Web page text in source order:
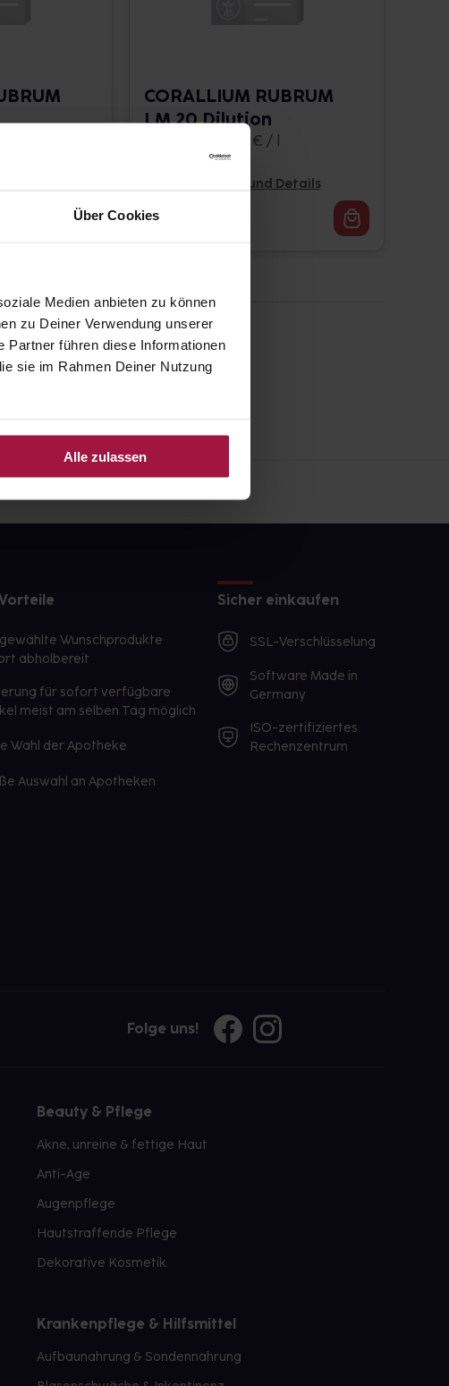
Über Cookies
Medien anbieten zu können
zu Deiner Verwendung unserer
Partner führen diese Informationen
sie im Rahmen Deiner Nutzung
Alle zulassen
CORALLIUM RUBRUM
LM 20 Dilution
10 ml • 1.662,00 € / l
Pflichtangaben und Details
16,62
Wunschprodukte
abholbereit
für sofort verfügbare
meist am selben Tag möglich
Wahl der Apotheke
Auswahl an Apotheken
Sicher einkaufen
SSL-Verschlüsselung
Software Made in
Germany
ISO-zertifiziertes
Rechenzentrum
Folge uns!
Beauty & Pflege
Akne, unreine & fettige Haut
Anti-Age
Augenpflege
Hautstraffende Pflege
Dekorative Kosmetik
Krankenpflege & Hilfsmittel
Aufbaunahrung & Sondennahrung